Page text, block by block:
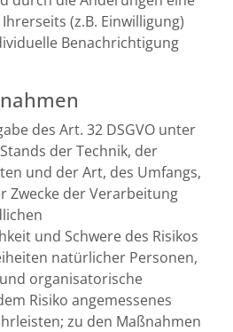
(z.B. Einwilligung)
Benachrichtigung
des Art. 32 DSGVO unter
der Technik, der
und der Art, des Umfangs,
Zwecke der Verarbeitung
und Schwere des Risikos
natürlicher Personen,
organisatorische
Risiko angemessenes
zu den Maßnahmen